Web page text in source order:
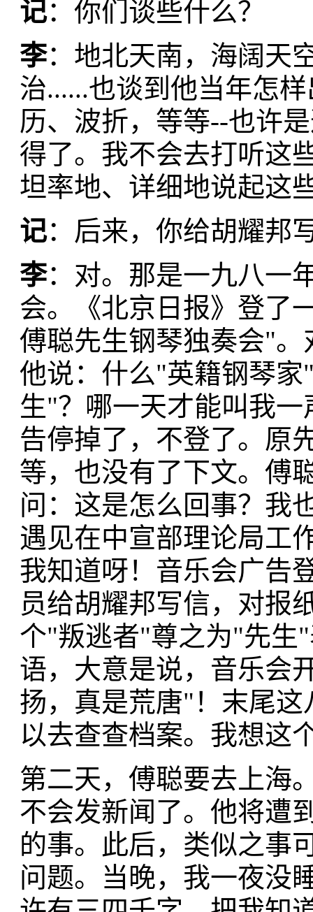
记：你们谈些什么？
李：地北天南，海阔天
治......也谈到他当年怎
历、波折，等等--也许
得了。我不会去打听这
坦率地、详细地说起这
记：后来，你给胡耀邦
李：对。那是一九八一
会。《北京日报》登了
傅聪先生钢琴独奏会"
他说：什么"英籍钢琴
生"？哪一天才能叫我
告停掉了，不登了。原
等，也没有了下文。傅
问：这是怎么回事？我
遇见在中宣部理论局工
我知道呀！音乐会广告
员给胡耀邦写信，对报
个"叛逃者"尊之为"先生
语，大意是说，音乐会
扬，真是荒唐"！末尾
以去查查档案。我想这
第二天，傅聪要去上海
不会发新闻了。他将遭
的事。此后，类似之事
问题。当晚，我一夜没